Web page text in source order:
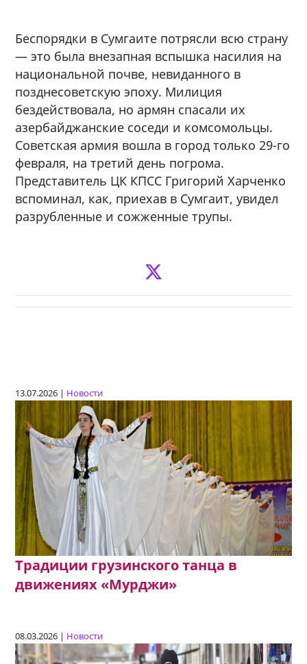
Беспорядки в Сумгаите потрясли всю страну
— это была внезапная вспышка насилия на
национальной почве, невиданного в
позднесоветскую эпоху. Милиция
бездействовала, но армян спасали их
азербайджанские соседи и комсомольцы.
Советская армия вошла в город только 29-го
февраля, на третий день погрома.
Представитель ЦК КПСС Григорий Харченко
вспоминал, как, приехав в Сумгаит, увидел
разрубленные и сожженные трупы.
13.07.2026 | Новости
Традиции грузинского танца в
движениях «Мурджи»
08.03.2026 | Новости